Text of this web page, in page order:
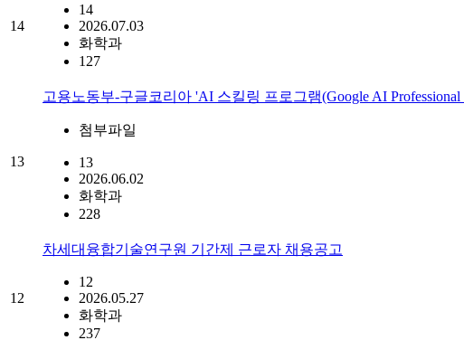
14
14
2026.07.03
화학과
127
13
고용노동부-구글코리아 'AI 스킬링 프로그램(Google AI Professional
첨부파일
13
2026.06.02
화학과
228
12
차세대융합기술연구원 기간제 근로자 채용공고
12
2026.05.27
화학과
237